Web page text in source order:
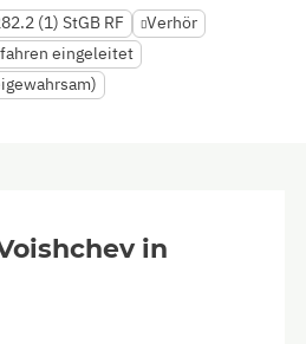
(1) StGB RF
Verhör
eingeleitet
in